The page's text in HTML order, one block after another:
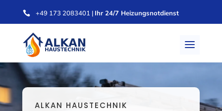
 +49 173 2083401 | Ihr 24/7 Heizungsnotdienst
ALKAN HAUSTECHNIK